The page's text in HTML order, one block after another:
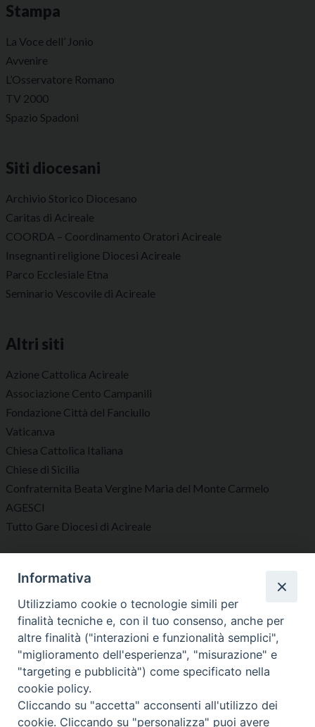
Stampa
La Voce dell’ Jonio
Avvenire
L’Osservatore Romano
TV 2000
Spazio Spadoni
Siti diocesani
Archivio Storico Diocesano
Caritas di Acireale
COORDA – Coordinamento Oratori Acireale
Insegnanti religione Diocesi Acireale
Parco Ecclesiale Etna
Seminario Vescovile di Acireale
Altri siti
Azione Cattolica Acireale
Associazione Cento Campanili
Fondazione Città del Fanciullo
Vatican.va
Chiesa Cattolica Italiana
Chiese di Sicilia
Confraternita Beata Vergine Maria del Monte Carmelo
AGESCI
Tutto Gare Diocesi di Acireale
Seguici su
Diocesi di Acireale
Informativa
Utilizziamo cookie o tecnologie simili per
finalità tecniche e, con il tuo consenso, anche per
altre finalità ("interazioni e funzionalità semplici",
"miglioramento dell'esperienza", "misurazione" e
"targeting e pubblicità") come specificato nella
cookie policy.
Cliccando su "accetta" acconsenti all'utilizzo dei
cookie. Cliccando su "personalizza" puoi avere